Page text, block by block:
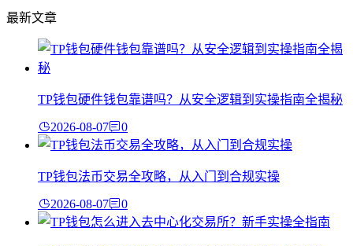
最新文章
TP钱包硬件钱包靠谱吗？从安全逻辑到实操指南全揭秘
2026-08-07 0
TP钱包法币交易全攻略，从入门到合规实操
2026-08-07 0